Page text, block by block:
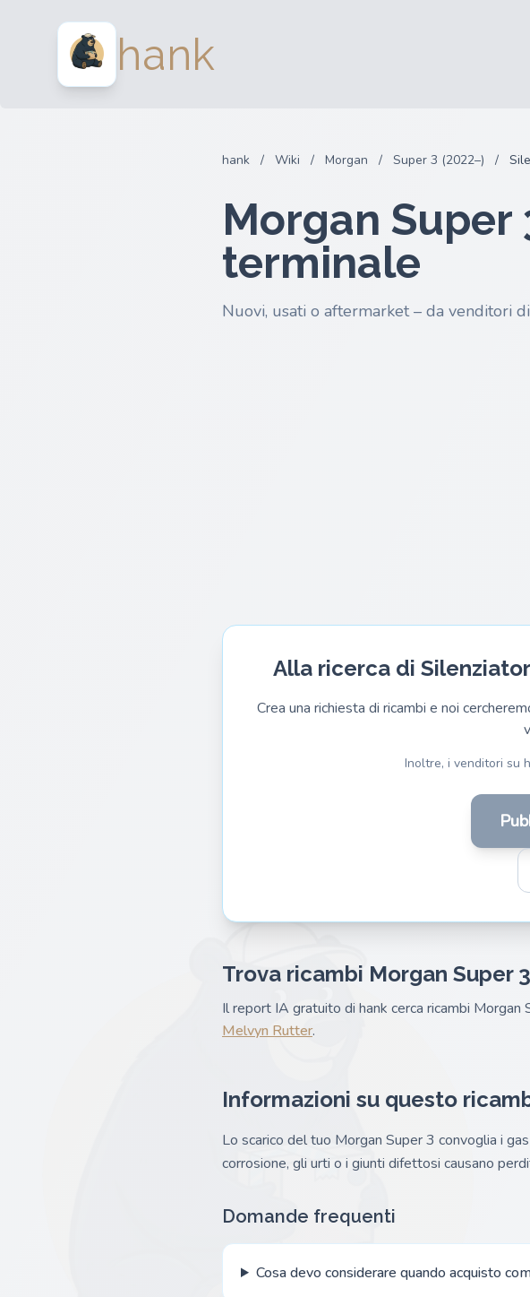
hank
hank / Wiki / Morgan / Super 3 (2022–) /
Morgan Super
terminale
Nuovi, usati o aftermarket – da venditori
Alla ricerca di
Crea una richiesta di ricambi e noi
Inoltre, i venditori su
Trova ricambi Morgan Super
Il report IA gratuito di hank cerca ricambi Morgan
Melvyn Rutter.
Informazioni su questo
Lo scarico del tuo Morgan Super 3 convoglia i
corrosione, gli urti o i giunti difettosi causano
Domande frequenti
Cosa devo considerare quando acquisto